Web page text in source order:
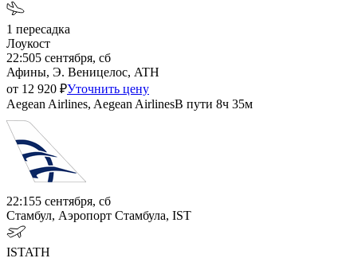
1 пересадка
Лоукост
22:505 сентября, сб
Афины, Э. Веницелос, ATH
от 12 920 ₽Уточнить цену
Aegean Airlines, Aegean AirlinesВ пути 8ч 35м
22:155 сентября, сб
Стамбул, Аэропорт Стамбула, IST
ISTATH